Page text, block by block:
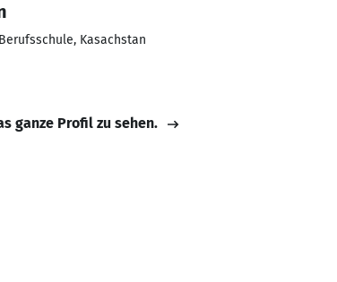
Kasachstan
ganze Profil zu sehen.